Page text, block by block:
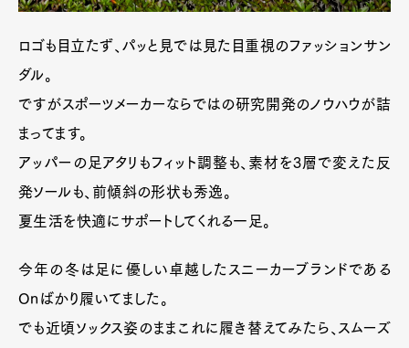
ロゴも目立たず、パッと見では見た目重視のファッションサン
ダル。
ですがスポーツメーカーならではの研究開発のノウハウが詰
まってます。
アッパーの足アタリもフィット調整も、素材を3層で変えた反
発ソールも、前傾斜の形状も秀逸。
夏生活を快適にサポートしてくれる一足。
今年の冬は足に優しい卓越したスニーカーブランドである
Onばかり履いてました。
でも近頃ソックス姿のままこれに履き替えてみたら、スムーズ